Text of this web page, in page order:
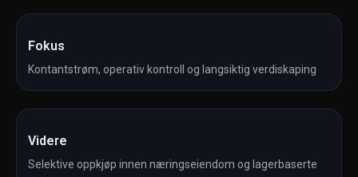
Fokus
Kontantstrøm, operativ kontroll og langsiktig verdiskaping
Videre
Selektive oppkjøp innen næringseiendom og lagerbaserte